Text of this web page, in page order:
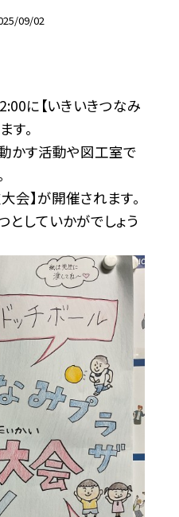
09/02
に【いきいきつなみ
す。
かす活動や図工室で
会】が開催されます。
していかがでしょう